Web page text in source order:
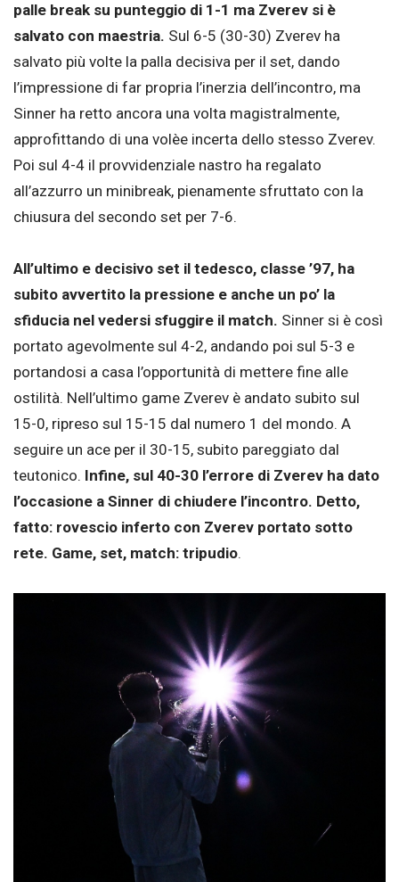
palle break su punteggio di 1-1 ma Zverev si è
salvato con maestria. Sul 6-5 (30-30) Zverev ha
salvato più volte la palla decisiva per il set, dando
l’impressione di far propria l’inerzia dell’incontro, ma
Sinner ha retto ancora una volta magistralmente,
approfittando di una volèe incerta dello stesso Zverev.
Poi sul 4-4 il provvidenziale nastro ha regalato
all’azzurro un minibreak, pienamente sfruttato con la
chiusura del secondo set per 7-6.
All’ultimo e decisivo set il tedesco, classe ’97, ha
subito avvertito la pressione e anche un po’ la
sfiducia nel vedersi sfuggire il match. Sinner si è così
portato agevolmente sul 4-2, andando poi sul 5-3 e
portandosi a casa l’opportunità di mettere fine alle
ostilità. Nell’ultimo game Zverev è andato subito sul
15-0, ripreso sul 15-15 dal numero 1 del mondo. A
seguire un ace per il 30-15, subito pareggiato dal
teutonico. Infine, sul 40-30 l’errore di Zverev ha dato
l’occasione a Sinner di chiudere l’incontro. Detto,
fatto: rovescio inferto con Zverev portato sotto
rete. Game, set, match: tripudio.